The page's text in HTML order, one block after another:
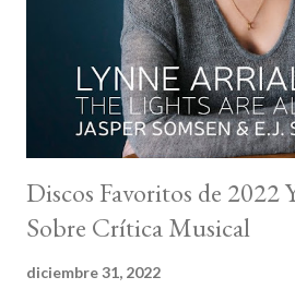
de jazz elegidos por la crítica
individuales. La frustración vuelve a
número limitado de discos que
Discos Favoritos de 2022
Sobre Crítica Musical
diciembre 31, 2022